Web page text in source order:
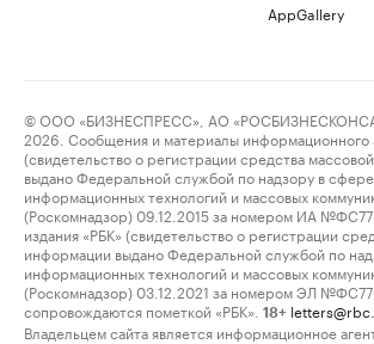
AppGallery
© ООО «БИЗНЕСПРЕСС», АО
2026. Сообщения и материалы информационного
(свидетельство о регистрации средства
выдано Федеральной службой по надзору в сфере
информационных технологий и массовых
(Роскомнадзор) 09.12.2015 за номером ИА
издания «РБК» (свидетельство о регистрации
информации выдано Федеральной службой по
информационных технологий и массовых
(Роскомнадзор) 03.12.2021 за номером ЭЛ
сопровождаются пометкой «РБК».
18+
Владельцем сайта является информационное